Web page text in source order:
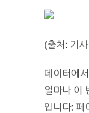
(출처: 기
데이터에
얼마나 이
입니다: 페